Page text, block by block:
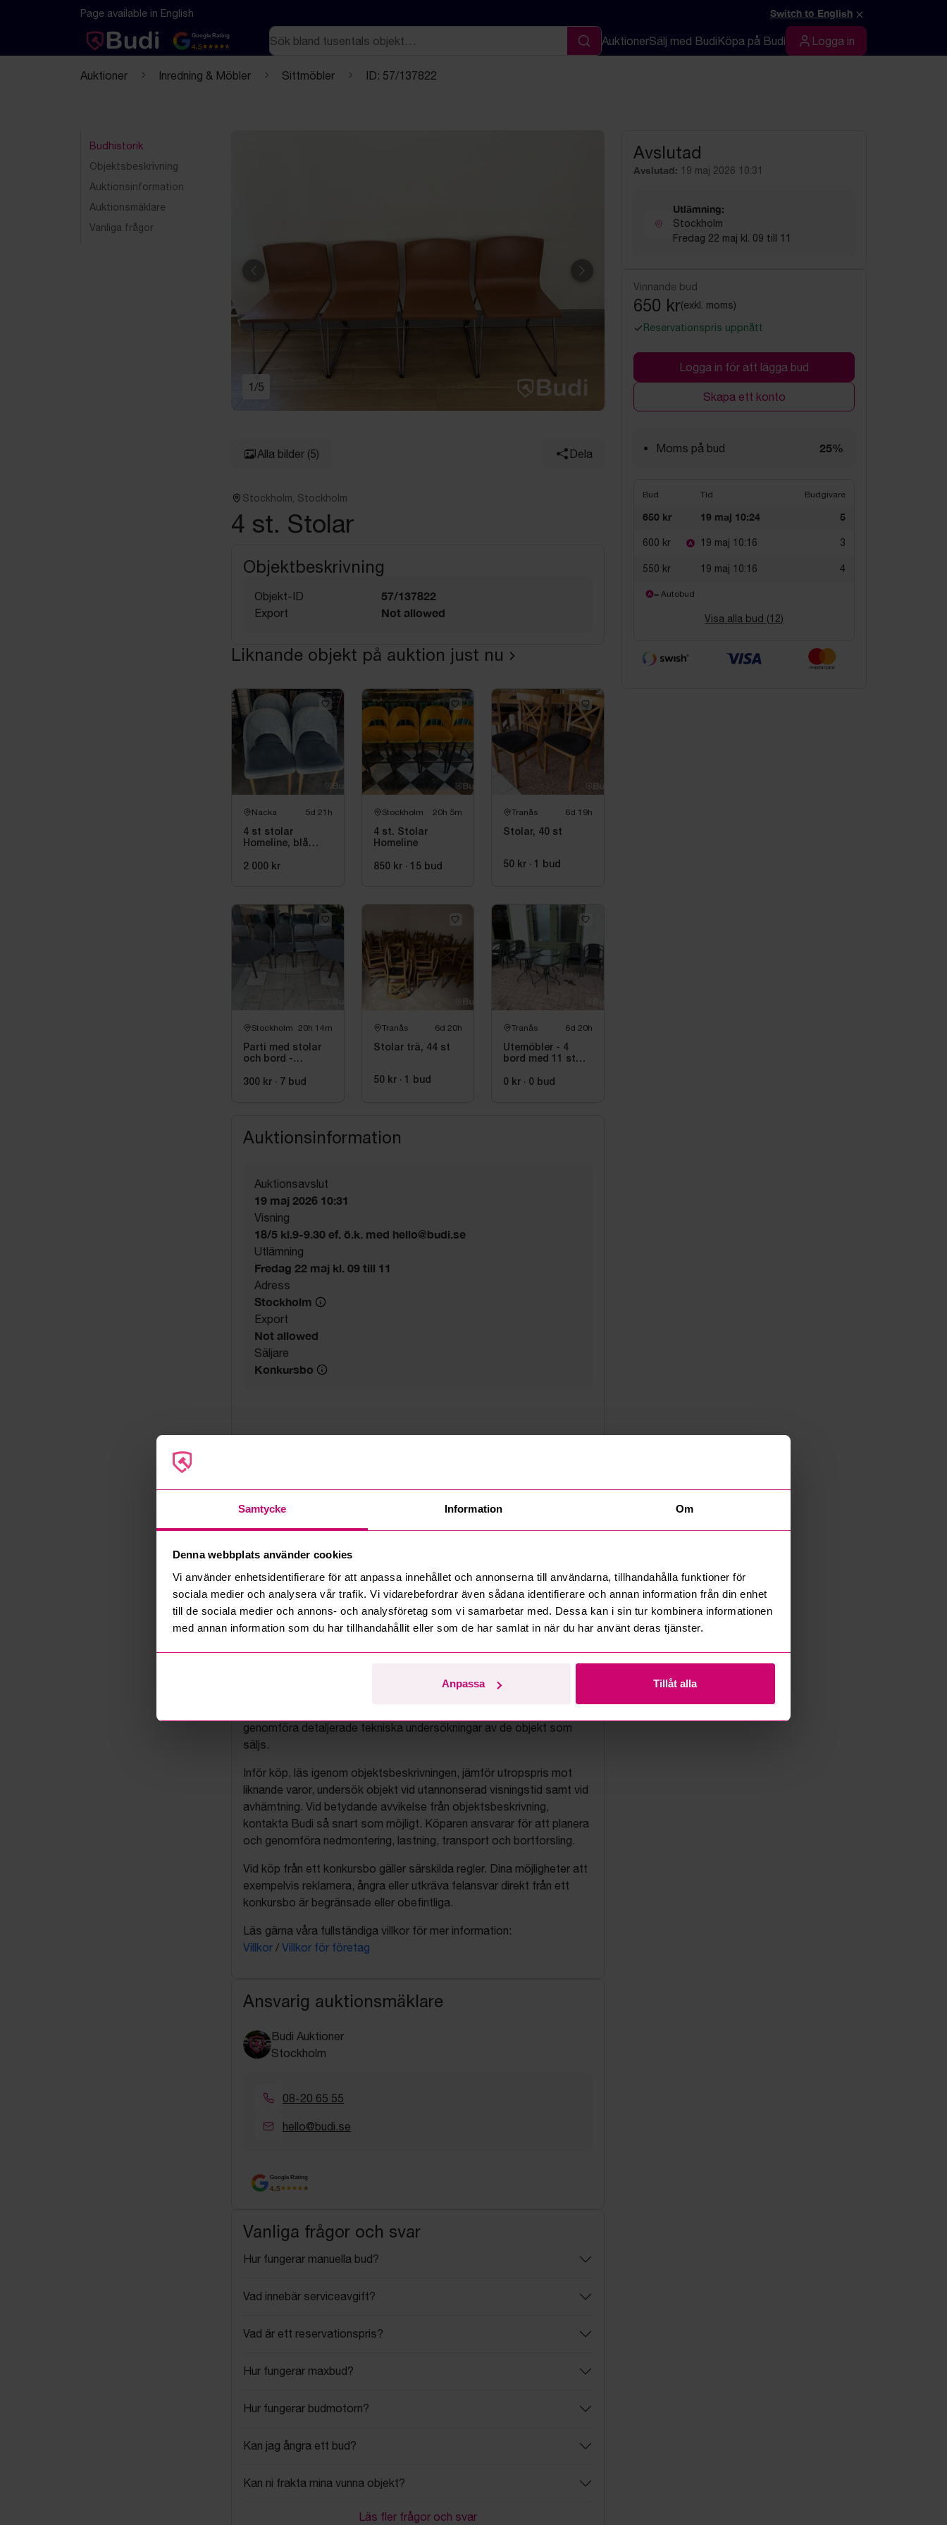
Samtycke Information Om
Denna webbplats använder cookies
Vi använder enhetsidentifierare för att anpassa innehållet och annonserna till användarna, tillhandahålla funktioner för
sociala medier och analysera vår trafik. Vi vidarebefordrar även sådana identifierare och annan information från din enhet
till de sociala medier och annons- och analysföretag som vi samarbetar med. Dessa kan i sin tur kombinera informationen
med annan information som du har tillhandahållit eller som de har samlat in när du har använt deras tjänster.
Anpassa Tillåt alla
Hoppa till innehåll
Textbaserad (markdown) version av denna sida
Page available in English Switch to English ×
Google Rating
4.5
Sök
Sök
AuktionerSälj med BudiKöpa på Budi Logga in
Logga in
Auktioner Inredning & Möbler Sittmöbler ID: 57/137822
Budhistorik
Objektsbeskrivning
Auktionsinformation
Auktionsmäklare
Vanliga frågor
Föregående Nästa
1 /5
Alla bilder (5) Dela
Stockholm, Stockholm
4 st. Stolar
Objektbeskrivning
Objekt-ID 57/137822
Export Not allowed
Liknande objekt på auktion just nu
Nacka 5d 21h
4 st stolar
Homeline, blå
2 000 kr
Stockholm 20h 5m
4 st. Stolar
Homeline
850 kr · 15 bud
Tranås 6d 19h
Stolar, 40 st
50 kr · 1 bud
Stockholm 20h 14m
Parti med stolar
och bord -
300 kr · 7 bud
Tranås 6d 20h
Stolar trä, 44 st
50 kr · 1 bud
Tranås 6d 20h
Utemöbler - 4
bord med 11 st
0 kr · 0 bud
Auktionsinformation
Auktionsavslut
19 maj 2026 10:31
Visning
18/5 kl.9-9.30 ef. ö.k. med hello@budi.se
Utlämning
Fredag 22 maj kl. 09 till 11
Adress
Stockholm
Export
Not allowed
Säljare
Konkursbo
företag via auktion. Bud är alltid bindande och kan inte tas bort.
genomföra detaljerade tekniska undersökningar av de objekt som
säljs.
Inför köp, läs igenom objektsbeskrivningen, jämför utropspris mot
liknande varor, undersök objekt vid utannonserad visningstid samt vid
avhämtning. Vid betydande avvikelse från objektsbeskrivning,
kontakta Budi så snart som möjligt. Köparen ansvarar för att planera
och genomföra nedmontering, lastning, transport och bortforsling.
Vid köp från ett konkursbo gäller särskilda regler. Dina möjligheter att
exempelvis reklamera, ångra eller utkräva felansvar direkt från ett
konkursbo är begränsade eller obefintliga.
Läs gärna våra fullständiga villkor för mer information:
Villkor / Villkor för företag
Ansvarig auktionsmäklare
Budi Auktioner
Stockholm
08-20 65 55
hello@budi.se
Google Rating
4.5
Vanliga frågor och svar
Hur fungerar manuella bud?
Vad innebär serviceavgift?
Vad är ett reservationspris?
Hur fungerar maxbud?
Hur fungerar budmotorn?
Kan jag ångra ett bud?
Kan ni frakta mina vunna objekt?
Läs fler frågor och svar
Avslutad
Avslutad: 19 maj 2026 10:31
Utlämning:
Stockholm
Fredag 22 maj kl. 09 till 11
Vinnande bud
650 kr(exkl. moms)
Reservationspris uppnått
Logga in för att lägga bud
Skapa ett konto
Moms på bud 25%
Bud Tid Budgivare
650 kr 19 maj 10:24 5
600 kr 19 maj 10:16 3
550 kr 19 maj 10:16 4
= Autobud
Visa alla bud (12)